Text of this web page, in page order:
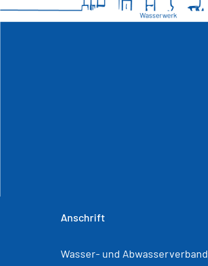
Anschrift
Wasser- und Abwasserverband